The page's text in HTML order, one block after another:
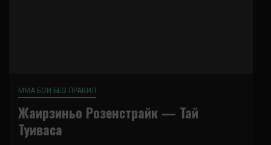
ММА БОИ БЕЗ ПРАВИЛ
Жаирзиньо Розенстрайк — Тай
Туиваса